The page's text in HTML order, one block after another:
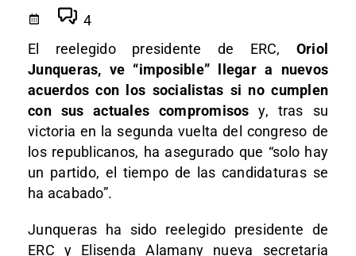
4
El reelegido presidente de ERC, Oriol
Junqueras, ve “imposible” llegar a nuevos
acuerdos con los socialistas si no cumplen
con sus actuales compromisos y, tras su
victoria en la segunda vuelta del congreso de
los republicanos, ha asegurado que “solo hay
un partido, el tiempo de las candidaturas se
ha acabado”.
Junqueras ha sido reelegido presidente de
ERC y Elisenda Alamany nueva secretaria